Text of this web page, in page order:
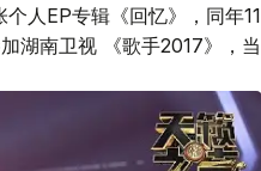
人EP专辑《回忆》，同年11
湖南卫视 《歌手2017》，当